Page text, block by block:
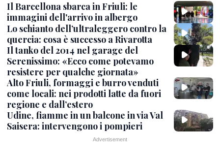
Il Barcellona sbarca in Friuli: le
immagini dell'arrivo in albergo
Lo schianto dell’ultraleggero contro la
quercia: cosa è successo a Rivarotta
Il tanko del 2014 nel garage del
Serenissimo: «Ecco come potevamo
resistere per qualche giornata»
Alto Friuli, formaggi e burro venduti
come locali: nei prodotti latte da fuori
regione e dall’estero
Udine, fiamme in un balcone in via Val
Saisera: intervengono i pompieri